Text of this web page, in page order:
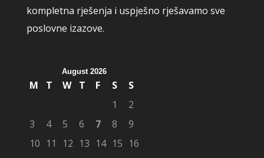
kompletna rješenja i uspješno rješavamo sve
poslovne izazove.
August 2026
M T W T F S
S
1
2
3
4 5 6 7 8
9
10 11 12 13 14 15 16